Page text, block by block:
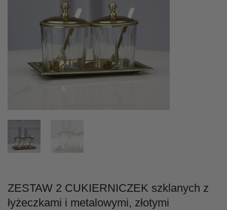
ZESTAW 2 CUKIERNICZEK szklanych z
łyżeczkami i metalowymi, złotymi